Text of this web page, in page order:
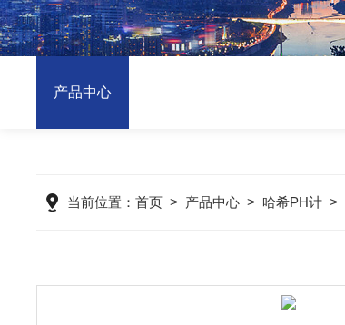
产品中心
当前位置：首页 > 产品中心 > 哈希PH计 >